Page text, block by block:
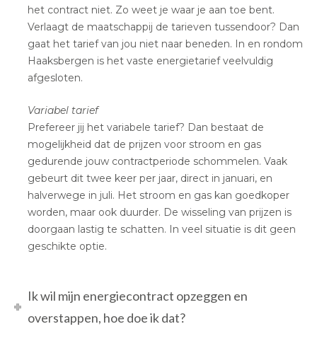
het contract niet. Zo weet je waar je aan toe bent.
Verlaagt de maatschappij de tarieven tussendoor? Dan
gaat het tarief van jou niet naar beneden. In en rondom
Haaksbergen is het vaste energietarief veelvuldig
afgesloten.
Variabel tarief
Prefereer jij het variabele tarief? Dan bestaat de
mogelijkheid dat de prijzen voor stroom en gas
gedurende jouw contractperiode schommelen. Vaak
gebeurt dit twee keer per jaar, direct in januari, en
halverwege in juli. Het stroom en gas kan goedkoper
worden, maar ook duurder. De wisseling van prijzen is
doorgaan lastig te schatten. In veel situatie is dit geen
geschikte optie.
Ik wil mijn energiecontract opzeggen en
overstappen, hoe doe ik dat?